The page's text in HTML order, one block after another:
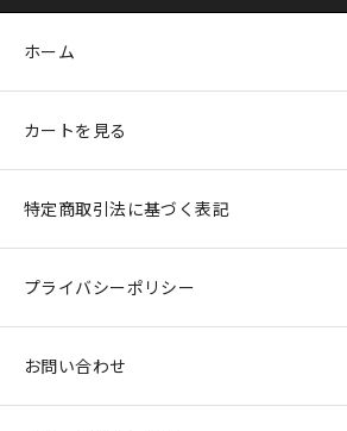
ホーム
カートを見る
特定商取引法に基づく表記
プライバシーポリシー
お問い合わせ